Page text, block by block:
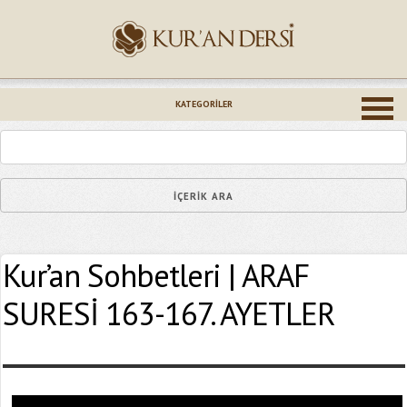
KATEGORILER
Kur’an Sohbetleri | ARAF
SURESİ 163-167. AYETLER
Epostanız (*)
Yaşadığınız Hatanın Ayrıntıları